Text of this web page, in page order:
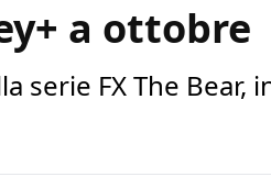
a ottobre
serie FX The Bear,